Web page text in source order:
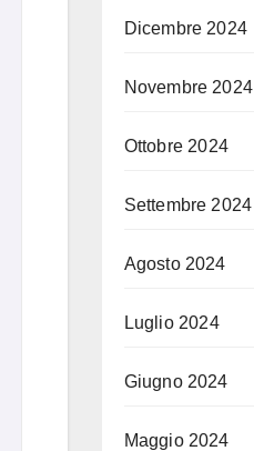
Dicembre 2024
Novembre 2024
Ottobre 2024
Settembre 2024
Agosto 2024
Luglio 2024
Giugno 2024
Maggio 2024